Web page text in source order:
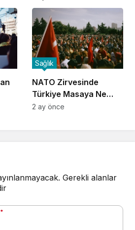
NATO Zirvesinde
Türkiye Masaya Ne
Taşıdı?
Sağlık
2 ay önce
Gerekli alanlar
*